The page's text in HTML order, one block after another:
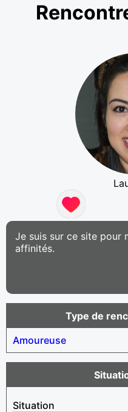
Je suis sur ce site pour
affinités.
Type de
Amoureuse
Situation